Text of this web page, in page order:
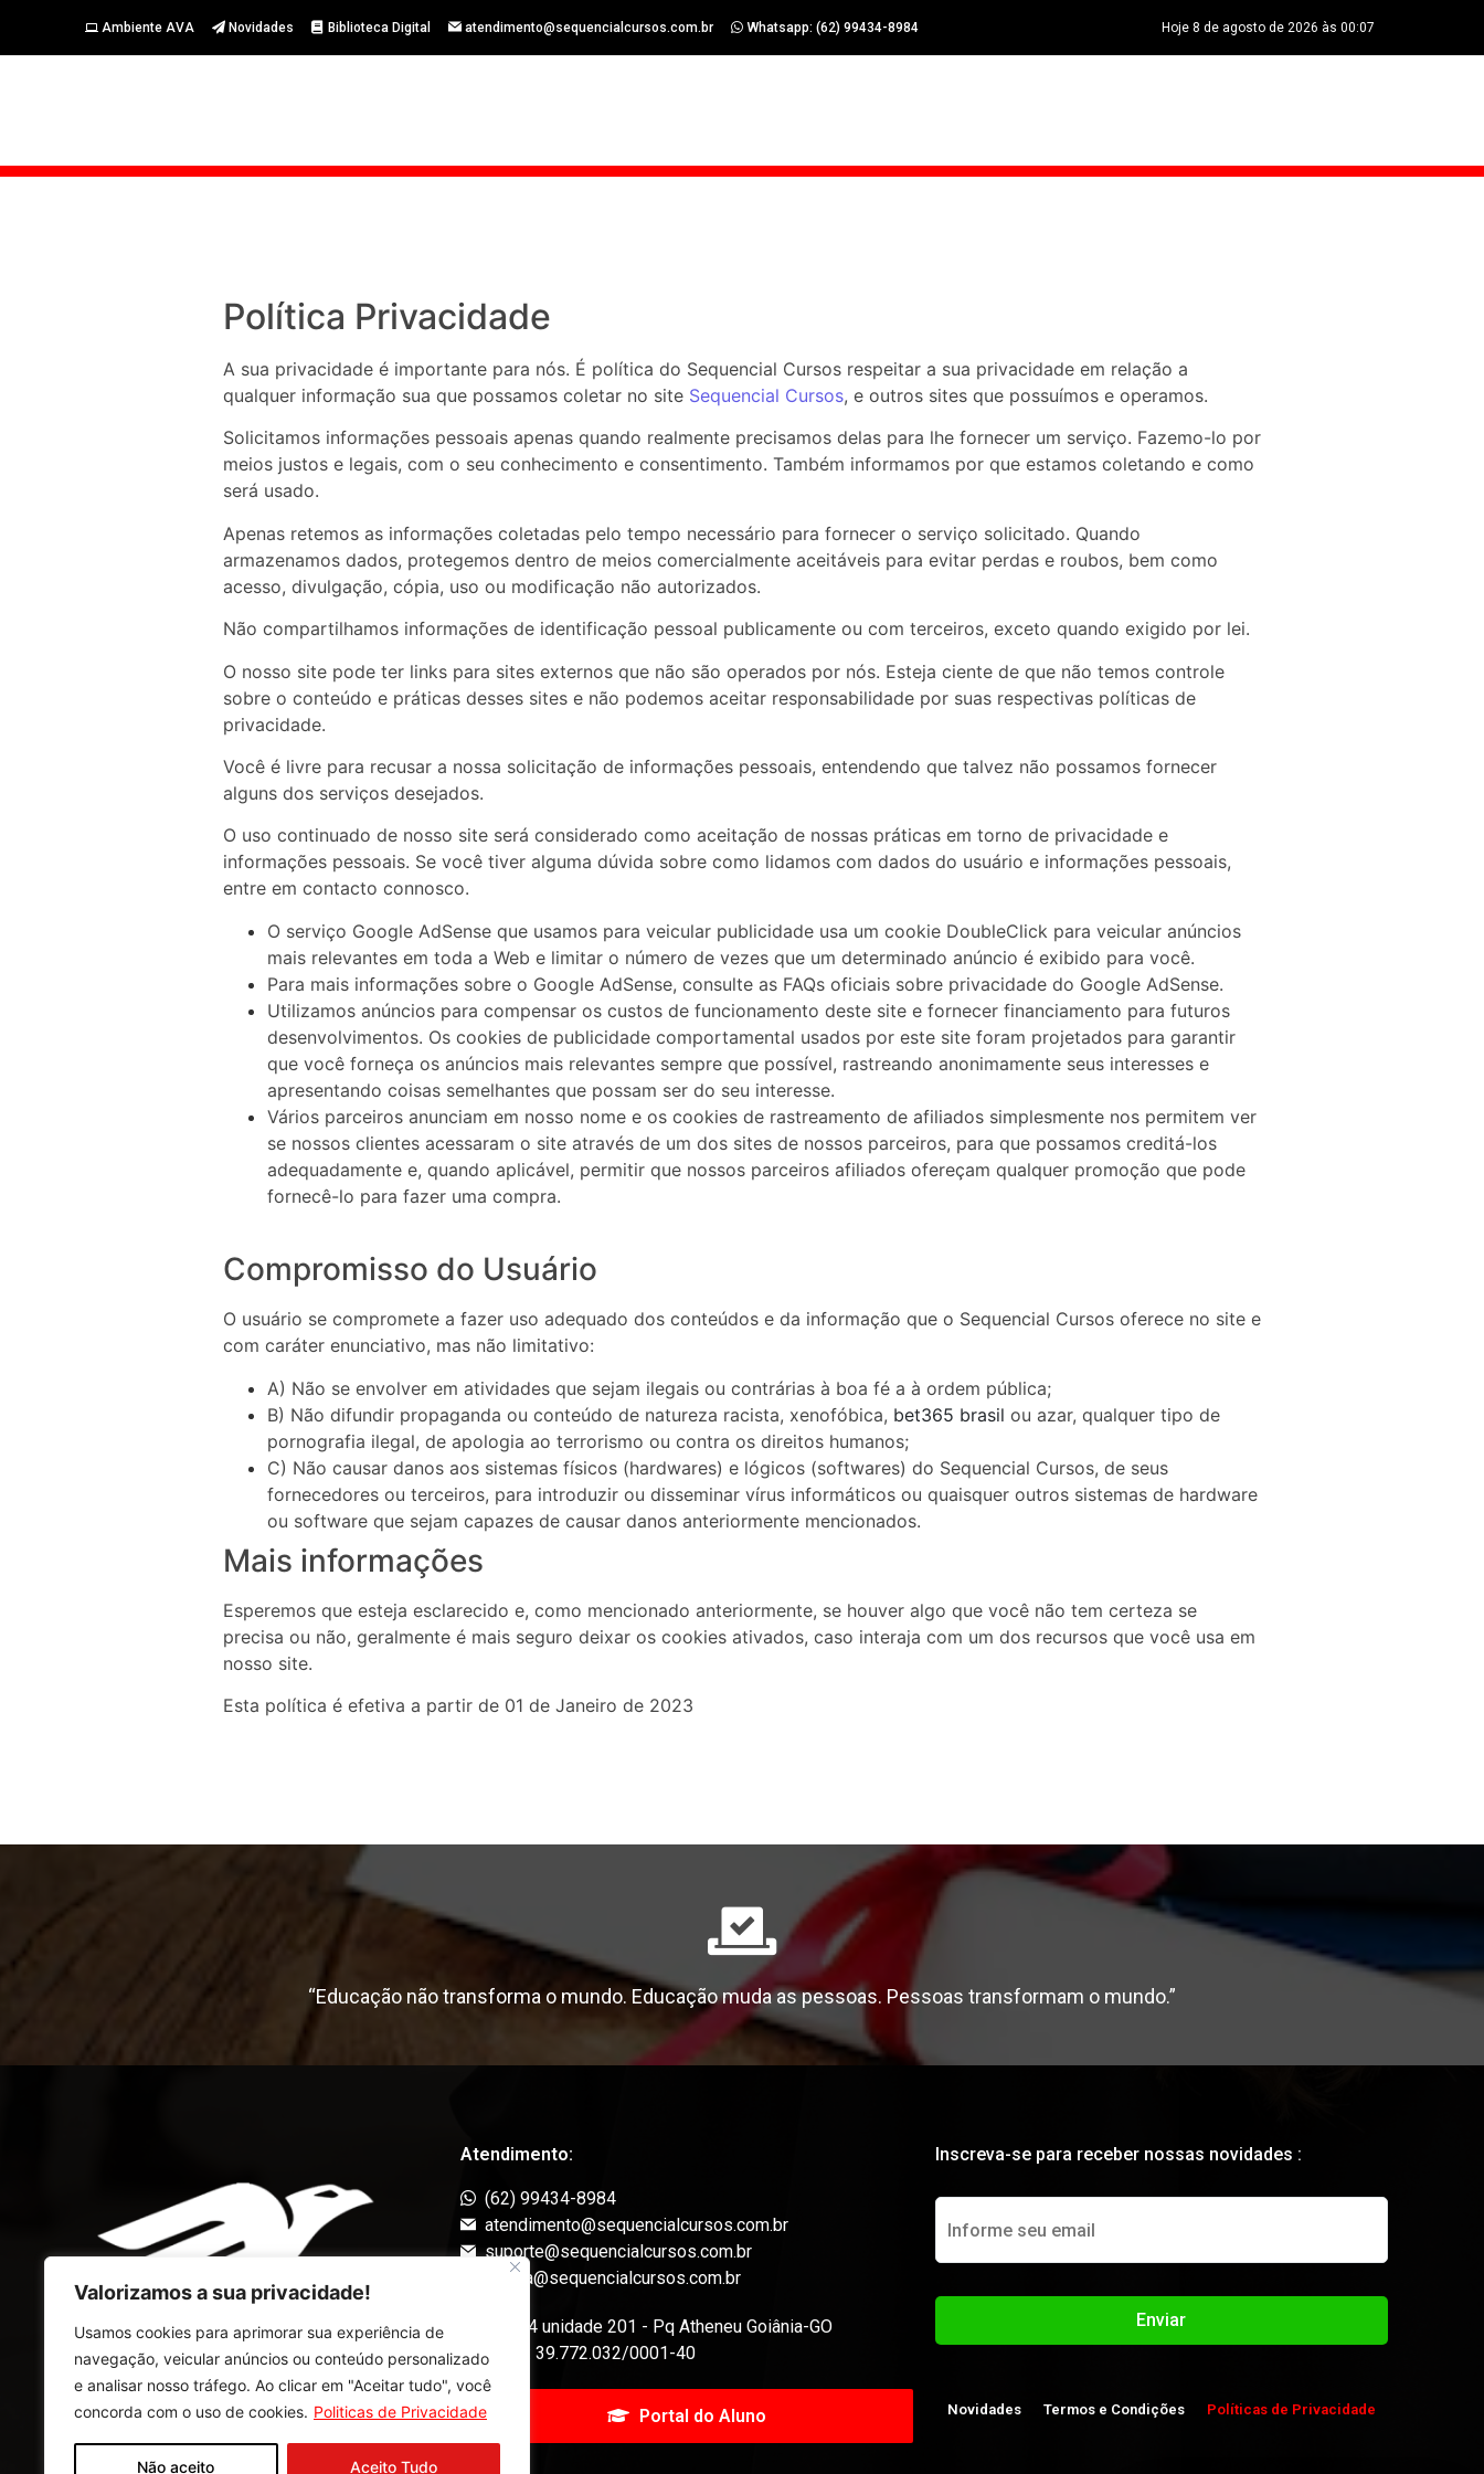
Valorizamos a sua privacidade!
Usamos cookies para aprimorar sua experiência de
navegação, veicular anúncios ou conteúdo personalizado
e analisar nosso tráfego. Ao clicar em "Aceitar tudo", você
concorda com o uso de cookies. Politicas de Privacidade
Não aceito Aceito Tudo
Ambiente AVA Novidades Biblioteca Digital atendimento@sequencialcursos.com.br Whatsapp: (62) 99434-8984 Hoje 8 de agosto de 2026 às 00:07
Política Privacidade
A sua privacidade é importante para nós. É política do Sequencial Cursos respeitar a sua privacidade em relação a
qualquer informação sua que possamos coletar no site Sequencial Cursos, e outros sites que possuímos e operamos.
Solicitamos informações pessoais apenas quando realmente precisamos delas para lhe fornecer um serviço. Fazemo-lo por
meios justos e legais, com o seu conhecimento e consentimento. Também informamos por que estamos coletando e como
será usado.
Apenas retemos as informações coletadas pelo tempo necessário para fornecer o serviço solicitado. Quando
armazenamos dados, protegemos dentro de meios comercialmente aceitáveis ​​para evitar perdas e roubos, bem como
acesso, divulgação, cópia, uso ou modificação não autorizados.
Não compartilhamos informações de identificação pessoal publicamente ou com terceiros, exceto quando exigido por lei.
O nosso site pode ter links para sites externos que não são operados por nós. Esteja ciente de que não temos controle
sobre o conteúdo e práticas desses sites e não podemos aceitar responsabilidade por suas respectivas políticas de
privacidade.
Você é livre para recusar a nossa solicitação de informações pessoais, entendendo que talvez não possamos fornecer
alguns dos serviços desejados.
O uso continuado de nosso site será considerado como aceitação de nossas práticas em torno de privacidade e
informações pessoais. Se você tiver alguma dúvida sobre como lidamos com dados do usuário e informações pessoais,
entre em contacto connosco.
O serviço Google AdSense que usamos para veicular publicidade usa um cookie DoubleClick para veicular anúncios
mais relevantes em toda a Web e limitar o número de vezes que um determinado anúncio é exibido para você.
Para mais informações sobre o Google AdSense, consulte as FAQs oficiais sobre privacidade do Google AdSense.
Utilizamos anúncios para compensar os custos de funcionamento deste site e fornecer financiamento para futuros
desenvolvimentos. Os cookies de publicidade comportamental usados ​​por este site foram projetados para garantir
que você forneça os anúncios mais relevantes sempre que possível, rastreando anonimamente seus interesses e
apresentando coisas semelhantes que possam ser do seu interesse.
Vários parceiros anunciam em nosso nome e os cookies de rastreamento de afiliados simplesmente nos permitem ver
se nossos clientes acessaram o site através de um dos sites de nossos parceiros, para que possamos creditá-los
adequadamente e, quando aplicável, permitir que nossos parceiros afiliados ofereçam qualquer promoção que pode
fornecê-lo para fazer uma compra.
Compromisso do Usuário
O usuário se compromete a fazer uso adequado dos conteúdos e da informação que o Sequencial Cursos oferece no site e
com caráter enunciativo, mas não limitativo:
A) Não se envolver em atividades que sejam ilegais ou contrárias à boa fé a à ordem pública;
B) Não difundir propaganda ou conteúdo de natureza racista, xenofóbica, bet365 brasil ou azar, qualquer tipo de
pornografia ilegal, de apologia ao terrorismo ou contra os direitos humanos;
C) Não causar danos aos sistemas físicos (hardwares) e lógicos (softwares) do Sequencial Cursos, de seus
fornecedores ou terceiros, para introduzir ou disseminar vírus informáticos ou quaisquer outros sistemas de hardware
ou software que sejam capazes de causar danos anteriormente mencionados.
Mais informações
Esperemos que esteja esclarecido e, como mencionado anteriormente, se houver algo que você não tem certeza se
precisa ou não, geralmente é mais seguro deixar os cookies ativados, caso interaja com um dos recursos que você usa em
nosso site.
Esta política é efetiva a partir de 01 de Janeiro de 2023
“Educação não transforma o mundo. Educação muda as pessoas. Pessoas transformam o mundo.”
Nós somos a
Sequencial Cursos!
Atendimento: Inscreva-se para receber nossas novidades :
(62) 99434-8984
atendimento@sequencialcursos.com.br
suporte@sequencialcursos.com.br
tutoria@sequencialcursos.com.br
Rua 04 unidade 201 - Pq Atheneu Goiânia-GO
CNPJ: 39.772.032/0001-40
Portal do Aluno
Enviar
Novidades Termos e Condições Políticas de Privacidade